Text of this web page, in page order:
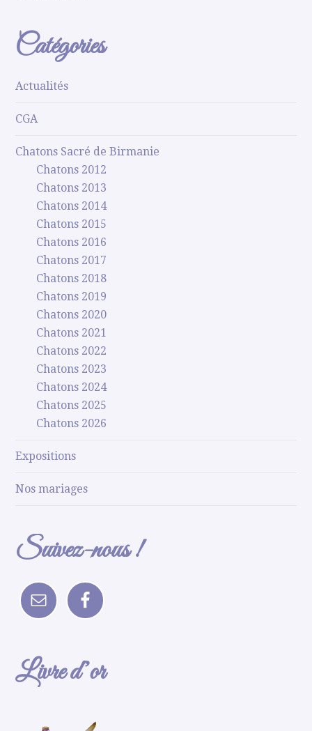
Catégories
Actualités
CGA
Chatons Sacré de Birmanie
Chatons 2012
Chatons 2013
Chatons 2014
Chatons 2015
Chatons 2016
Chatons 2017
Chatons 2018
Chatons 2019
Chatons 2020
Chatons 2021
Chatons 2022
Chatons 2023
Chatons 2024
Chatons 2025
Chatons 2026
Expositions
Nos mariages
Suivez-nous !
Livre d’or